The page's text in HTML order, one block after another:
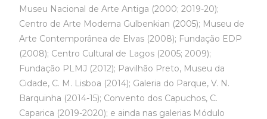
Museu Nacional de Arte Antiga (2000; 2019-20);
Centro de Arte Moderna Gulbenkian (2005); Museu de
Arte Contemporânea de Elvas (2008); Fundação EDP
(2008); Centro Cultural de Lagos (2005; 2009);
Fundação PLMJ (2012); Pavilhão Preto, Museu da
Cidade, C. M. Lisboa (2014); Galeria do Parque, V. N.
Barquinha (2014-15); Convento dos Capuchos, C.
Caparica (2019-2020); e ainda nas galerias Módulo